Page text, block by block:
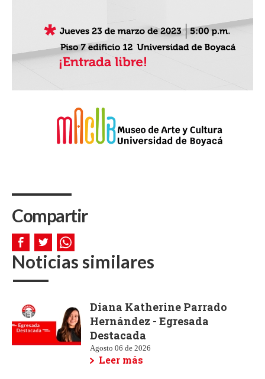
Compartir
Noticias similares
Diana Katherine Parrado
Hernández - Egresada
Destacada
Agosto 06 de 2026
Leer más